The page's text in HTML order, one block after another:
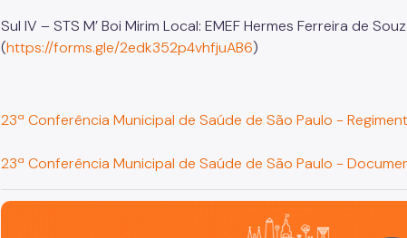
Sul IV – STS M’ Boi Mirim Local: EMEF Hermes Ferreira de
(https://forms.gle/2edk352p4vhfjuAB6)
23ª Conferência Municipal de Saúde de São Paulo -
23ª Conferência Municipal de Saúde de São Paulo -
São Paulo, cidade inteligente, resiliente e sustentável